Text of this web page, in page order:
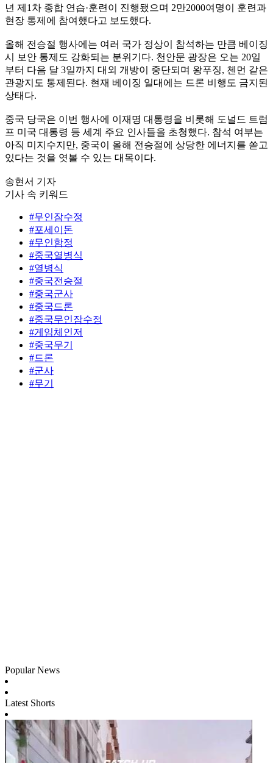
년 제1차 종합 연습·훈련이 진행됐으며 2만2000여명이 훈련과
현장 통제에 참여했다고 보도했다.
올해 전승절 행사에는 여러 국가 정상이 참석하는 만큼 베이징
시 보안 통제도 강화되는 분위기다. 천안문 광장은 오는 20일
부터 다음 달 3일까지 대외 개방이 중단되며 왕푸징, 첸먼 같은
관광지도 통제된다. 현재 베이징 일대에는 드론 비행도 금지된
상태다.
중국 당국은 이번 행사에 이재명 대통령을 비롯해 도널드 트럼
프 미국 대통령 등 세계 주요 인사들을 초청했다. 참석 여부는
아직 미지수지만, 중국이 올해 전승절에 상당한 에너지를 쏟고
있다는 것을 엿볼 수 있는 대목이다.
송현서 기자
기사 속 키워드
#무인잠수정
#포세이돈
#무인함정
#중국열병식
#열병식
#중국전승절
#중국군사
#중국드론
#중국무인잠수정
#게임체인저
#중국무기
#드론
#군사
#무기
Popular News
Latest Shorts